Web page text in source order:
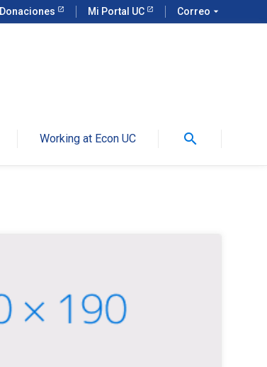
Donaciones Mi Portal UC Correo arrow_drop_down
Working at Econ UC search